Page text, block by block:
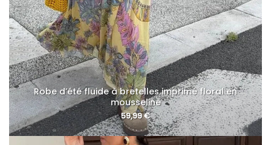
Robe d’été fluide à bretelles imprimé floral en
mousseline
59,99€